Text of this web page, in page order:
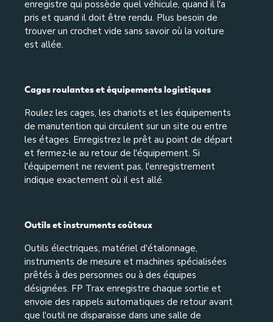
enregistre qui possède quel véhicule, quand il l'a
pris et quand il doit être rendu. Plus besoin de
trouver un crochet vide sans savoir où la voiture
est allée.
Cages roulantes et équipements logistiques
Roulez les cages, les chariots et les équipements
de manutention qui circulent sur un site ou entre
les étages. Enregistrez le prêt au point de départ
et fermez-le au retour de l'équipement. Si
l'équipement ne revient pas, l'enregistrement
indique exactement où il est allé.
Outils et instruments coûteux
Outils électriques, matériel d'étalonnage,
instruments de mesure et machines spécialisées
prêtés à des personnes ou à des équipes
désignées. FP Trax enregistre chaque sortie et
envoie des rappels automatiques de retour avant
que l'outil ne disparaisse dans une salle de